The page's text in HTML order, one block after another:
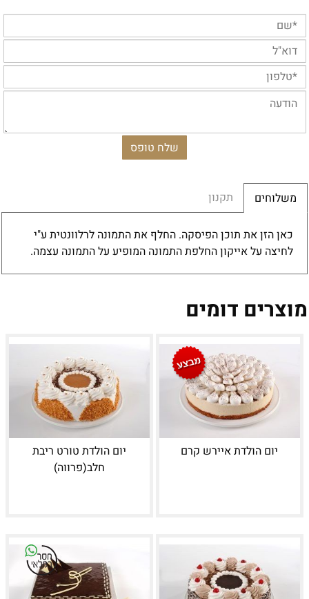
משלוחים תקנון
כאן הזן את תוכן הפיסקה. החלף את התמונה לרלוונטית ע"י
לחיצה על אייקון החלפת התמונה המופיע על התמונה עצמה.
מוצרים דומים
יום הולדת איירש קרם
יום הולדת טורט ריבת
חלב(פרווה)